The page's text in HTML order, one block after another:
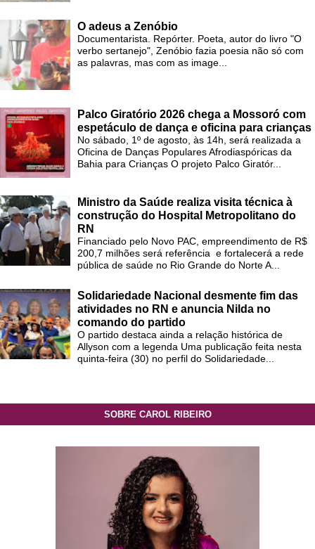
O adeus a Zenóbio
Documentarista. Repórter. Poeta, autor do livro "O
verbo sertanejo", Zenóbio fazia poesia não só com
as palavras, mas com as image...
Palco Giratório 2026 chega a Mossoró com
espetáculo de dança e oficina para crianças
No sábado, 1º de agosto, às 14h, será realizada a
Oficina de Danças Populares Afrodiaspóricas da
Bahia para Crianças O projeto Palco Giratór...
Ministro da Saúde realiza visita técnica à
construção do Hospital Metropolitano do
RN
Financiado pelo Novo PAC, empreendimento de R$
200,7 milhões será referência e fortalecerá a rede
pública de saúde no Rio Grande do Norte A...
Solidariedade Nacional desmente fim das
atividades no RN e anuncia Nilda no
comando do partido
O partido destaca ainda a relação histórica de
Allyson com a legenda Uma publicação feita nesta
quinta-feira (30) no perfil do Solidariedade...
SOBRE CAROL RIBEIRO